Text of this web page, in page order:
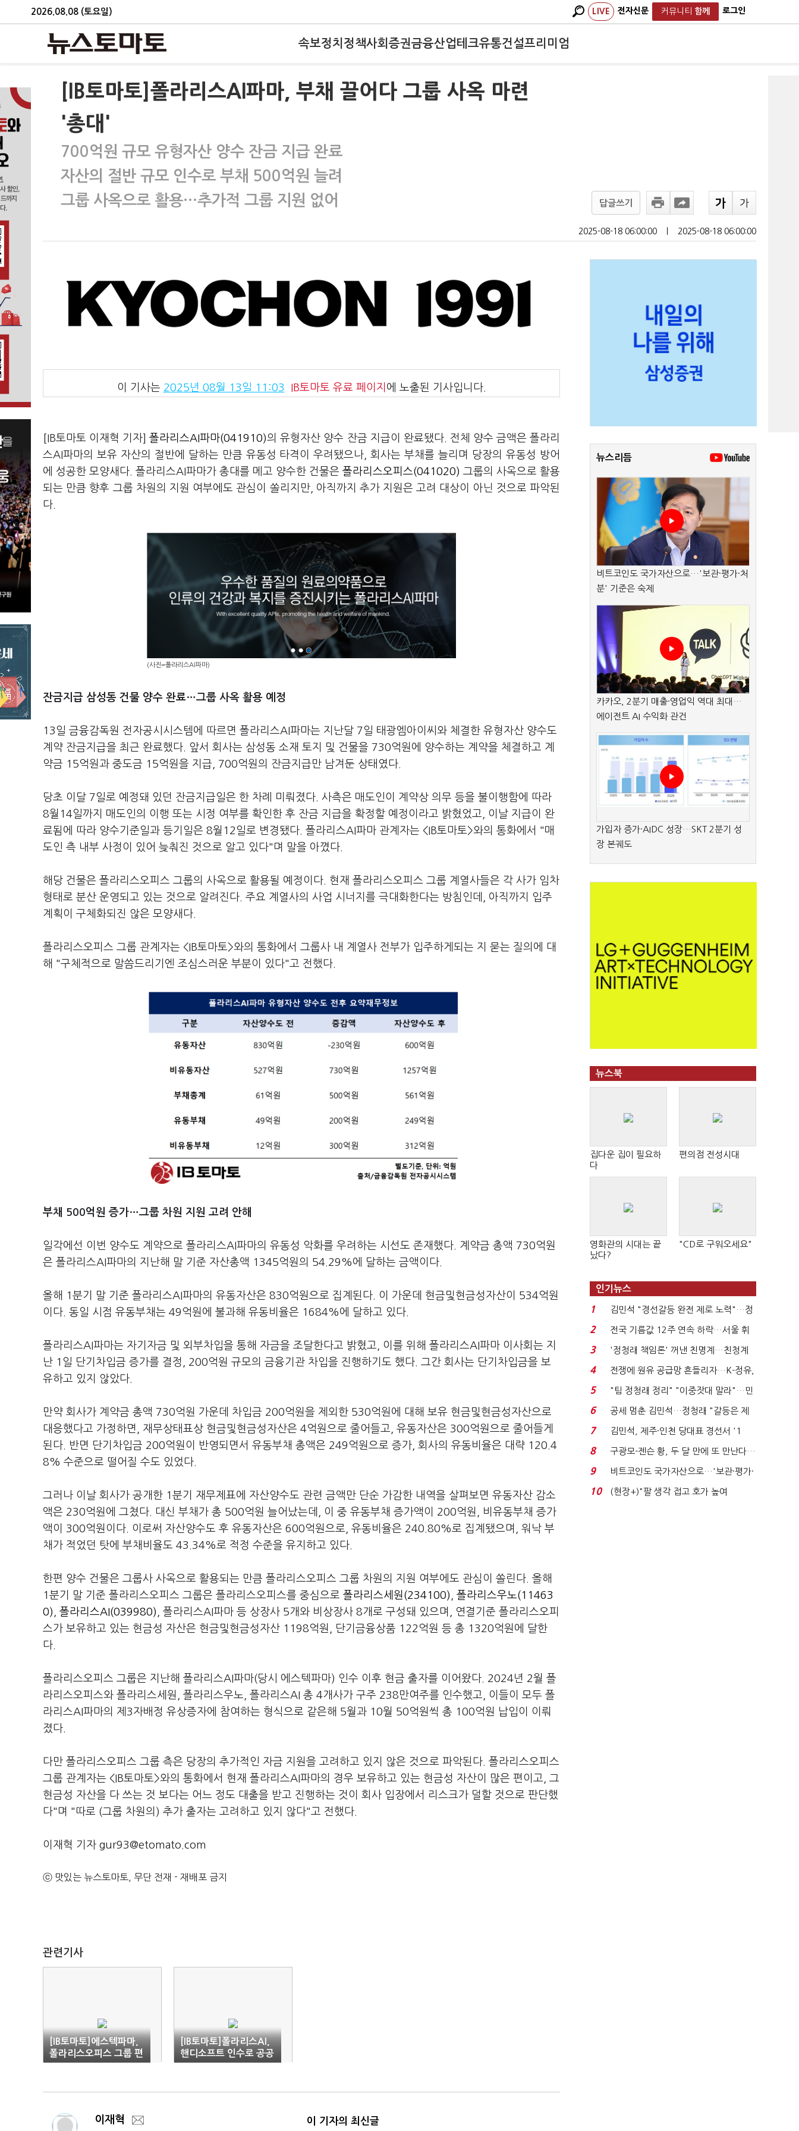
2026.08.08 (토요일) LIVE 전자신문 커뮤니티 함께 로그인
속보정치 정책사회 증권금융산업테크유통건설프리미엄
[IB토마토]폴라리스AI파마, 부채 끌어다 그룹 사옥 마련
'총대'
700억원 규모 유형자산 양수 잔금 지급 완료
자산의 절반 규모 인수로 부채 500억원 늘려
그룹 사옥으로 활용…추가적 그룹 지원 없어
답글쓰기
2025-08-18 06:00:00 2025-08-18 06:00:00
이 기사는 2025년 08월 13일 11:03 IB토마토 유료 페이지 에 노출된 기사입니다.
[IB토마토 이재혁 기자]폴라리스AI파마(041910)의 유형자산 양수 잔금 지급이 완료됐다. 전체 양수 금액은 폴라리
스AI파마의 보유 자산의 절반에 달하는 만큼 유동성 타격이 우려됐으나, 회사는 부채를 늘리며 당장의 유동성 방어
에 성공한 모양새다. 폴라리스AI파마가 총대를 메고 양수한 건물은 폴라리스오피스(041020) 그룹의 사옥으로 활용
되는 만큼 향후 그룹 차원의 지원 여부에도 관심이 쏠리지만, 아직까지 추가 지원은 고려 대상이 아닌 것으로 파악된
다.
(사진=폴라리스AI파마)
잔금지급 삼성동 건물 양수 완료…그룹 사옥 활용 예정
13일 금융감독원 전자공시시스템에 따르면 폴라리스AI파마는 지난달 7일 태광엠아이씨와 체결한 유형자산 양수도
계약 잔금지급을 최근 완료했다. 앞서 회사는 삼성동 소재 토지 및 건물을 730억원에 양수하는 계약을 체결하고 계
약금 15억원과 중도금 15억원을 지급, 700억원의 잔금지급만 남겨둔 상태였다.
당초 이달 7일로 예정돼 있던 잔금지급일은 한 차례 미뤄졌다. 사측은 매도인이 계약상 의무 등을 불이행함에 따라
8월14일까지 매도인의 이행 또는 시정 여부를 확인한 후 잔금 지급을 확정할 예정이라고 밝혔었고, 이날 지급이 완
료됨에 따라 양수기준일과 등기일은 8월12일로 변경됐다. 폴라리스AI파마 관계자는 <IB토마토>와의 통화에서 "매
도인 측 내부 사정이 있어 늦춰진 것으로 알고 있다"며 말을 아꼈다.
해당 건물은 폴라리스오피스 그룹의 사옥으로 활용될 예정이다. 현재 폴라리스오피스 그룹 계열사들은 각 사가 임차
형태로 분산 운영되고 있는 것으로 알려진다. 주요 계열사의 사업 시너지를 극대화한다는 방침인데, 아직까지 입주
계획이 구체화되진 않은 모양새다.
폴라리스오피스 그룹 관계자는 <IB토마토>와의 통화에서 그룹사 내 계열사 전부가 입주하게되는 지 묻는 질의에 대
해 "구체적으로 말씀드리기엔 조심스러운 부분이 있다"고 전했다.
부채 500억원 증가…그룹 차원 지원 고려 안해
일각에선 이번 양수도 계약으로 폴라리스AI파마의 유동성 악화를 우려하는 시선도 존재했다. 계약금 총액 730억원
은 폴라리스AI파마의 지난해 말 기준 자산총액 1345억원의 54.29%에 달하는 금액이다.
올해 1분기 말 기준 폴라리스AI파마의 유동자산은 830억원으로 집계된다. 이 가운데 현금및현금성자산이 534억원
이다. 동일 시점 유동부채는 49억원에 불과해 유동비율은 1684%에 달하고 있다.
폴라리스AI파마는 자기자금 및 외부차입을 통해 자금을 조달한다고 밝혔고, 이를 위해 폴라리스AI파마 이사회는 지
난 1일 단기차입금 증가를 결정, 200억원 규모의 금융기관 차입을 진행하기도 했다. 그간 회사는 단기차입금을 보
유하고 있지 않았다.
만약 회사가 계약금 총액 730억원 가운데 차입금 200억원을 제외한 530억원에 대해 보유 현금및현금성자산으로
대응했다고 가정하면, 재무상태표상 현금및현금성자산은 4억원으로 줄어들고, 유동자산은 300억원으로 줄어들게
된다. 반면 단기차입금 200억원이 반영되면서 유동부채 총액은 249억원으로 증가, 회사의 유동비율은 대략 120.4
8% 수준으로 떨어질 수도 있었다.
그러나 이날 회사가 공개한 1분기 재무제표에 자산양수도 관련 금액만 단순 가감한 내역을 살펴보면 유동자산 감소
액은 230억원에 그쳤다. 대신 부채가 총 500억원 늘어났는데, 이 중 유동부채 증가액이 200억원, 비유동부채 증가
액이 300억원이다. 이로써 자산양수도 후 유동자산은 600억원으로, 유동비율은 240.80%로 집계됐으며, 워낙 부
채가 적었던 탓에 부채비율도 43.34%로 적정 수준을 유지하고 있다.
한편 양수 건물은 그룹사 사옥으로 활용되는 만큼 폴라리스오피스 그룹 차원의 지원 여부에도 관심이 쏠린다. 올해
1분기 말 기준 폴라리스오피스 그룹은 폴라리스오피스를 중심으로 폴라리스세원(234100)
폴라리스우노(11463
0)
폴라리스AI(039980)
, 폴라리스AI파마 등 상장사 5개와 비상장사 8개로 구성돼 있으며, 연결기준 폴라리스오피
스가 보유하고 있는 현금성 자산은 현금및현금성자산 1198억원, 단기금융상품 122억원 등 총 1320억원에 달한
다.
폴라리스오피스 그룹은 지난해 폴라리스AI파마(당시 에스텍파마) 인수 이후 현금 출자를 이어왔다. 2024년 2월 폴
라리스오피스와 폴라리스세원, 폴라리스우노, 폴라리스AI 총 4개사가 구주 238만여주를 인수했고, 이들이 모두 폴
라리스AI파마의 제3자배정 유상증자에 참여하는 형식으로 같은해 5월과 10월 50억원씩 총 100억원 납입이 이뤄
졌다.
다만 폴라리스오피스 그룹 측은 당장의 추가적인 자금 지원을 고려하고 있지 않은 것으로 파악된다. 폴라리스오피스
그룹 관계자는 <IB토마토>와의 통화에서 현재 폴라리스AI파마의 경우 보유하고 있는 현금성 자산이 많은 편이고, 그
현금성 자산을 다 쓰는 것 보다는 어느 정도 대출을 받고 진행하는 것이 회사 입장에서 리스크가 덜할 것으로 판단했
다"며 "따로 (그룹 차원의) 추가 출자는 고려하고 있지 않다"고 전했다.
이재혁 기자 gur93@etomato.com
ⓒ 맛있는 뉴스토마토, 무단 전재 - 재배포 금지
관련기사
[IB토마토]에스텍파마,
폴라리스오피스 그룹 편
입…AI 시너지 기대
[IB토마토]폴라리스AI,
핸디소프트 인수로 공공
시너지 '노림수'
이재혁 이 기자의 최신글
뉴스리듬
비트코인도 국가자산으로…'보관·평가·처
분' 기준은 숙제
카카오, 2분기 매출·영업익 역대 최대…
에이전트 AI 수익화 관건
가입자 증가·AIDC 성장…SKT 2분기 성
장 본궤도
뉴스북
집다운 집이 필요하
다
편의점 전성시대
영화관의 시대는 끝
났다?
"CD로 구워오세요"
인기뉴스
1
김민석 "경선갈등 완전 제로 노력"…정
청래 "반명 공세 사...
2
전국 기름값 12주 연속 하락…서울 휘
발윳값 1909원...
3
'정청래 책임론' 꺼낸 친명계…친청계
는 추가투표 때리기...
4
전쟁에 원유 공급망 흔들리자…K-정유,
에너지안보 핵심...
5
"팀 정청래 정리" "이중잣대 말라"…민
주 최고위원 계파 다...
6
공세 멈춘 김민석…정청래 "갈등은 제
가 수습"
7
김민석, 제주·인천 당대표 경선서 '1
위'(1보)...
8
구광모-젠슨 황, 두 달 만에 또 만난다…
로봇·AI 등 논...
9
비트코인도 국가자산으로…'보관·평가·
처분' 기준은 ...
10
(현장+)"팔 생각 접고 호가 높여